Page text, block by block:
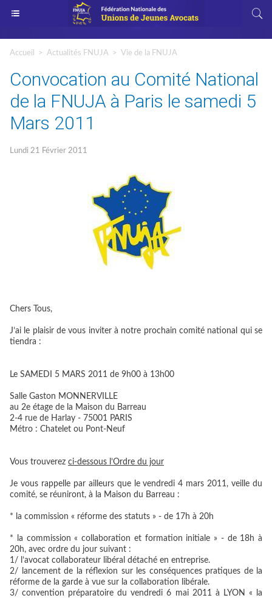
Accueil > Actualités FNUJA > Vie de la FNUJA
Convocation au Comité National
de la FNUJA à Paris le samedi 5
Mars 2011
Lundi 21 Février 2011
Chers Tous,
J’ai le plaisir de vous inviter à notre prochain comité national qui se
tiendra :
Le SAMEDI 5 MARS 2011 de 9h00 à 13h00
Salle Gaston MONNERVILLE
au 2e étage de la Maison du Barreau
2-4 rue de Harlay - 75001 PARIS
Métro : Chatelet ou Pont-Neuf
Vous trouverez ci-dessous l’Ordre du jour
Je vous rappelle par ailleurs que le vendredi 4 mars 2011, veille du
comité, se réuniront, à la Maison du Barreau :
* la commission « réforme des statuts » - de 17h à 20h
* la commission « collaboration et formation initiale » - de 18h à
20h, avec ordre du jour suivant :
1/ l’avocat collaborateur libéral détaché en entreprise.
2/ lancement de la réflexion sur les conséquences pratiques de la
réforme de la garde à vue sur la collaboration libérale.
3/ convention préparatoire du vendredi 6 mai 2011 à LYON « la